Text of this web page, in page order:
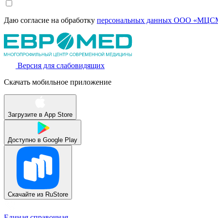
Даю согласие на обработку персональных данных ООО
Версия для слабовидящих
Скачать мобильное приложение
Загрузите в App Store
Доступно в Google Play
Скачайте из RuStore